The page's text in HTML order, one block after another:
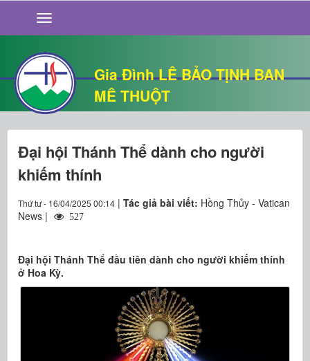
Gia Đình LÊ BẢO TỊNH BAN
MÊ THUỘT
GIỚI THIỆU
TIN TỨC
SỐNG ĐẠO
CHUYỆN NHÀ
QUÁN VĂN
THƯ GIÃN
Đại hội Thánh Thể dành cho người
khiếm thính
Thứ tư - 16/04/2025 00:14 | Tác giả bài viết: Hồng Thủy - Vatican
News |
527
Đại hội Thánh Thể đầu tiên dành cho người khiếm thính
ở Hoa Kỳ.